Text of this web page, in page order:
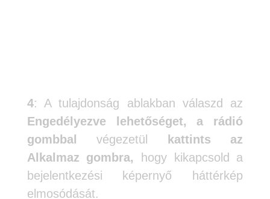
4: A tulajdonság ablakban válaszd az
Engedélyezve
lehetőséget, a rádió
gombbal
végezetül
kattints az
Alkalmaz gombra,
hogy kikapcsold a
bejelentkezési képernyő háttérkép
elmosódását.